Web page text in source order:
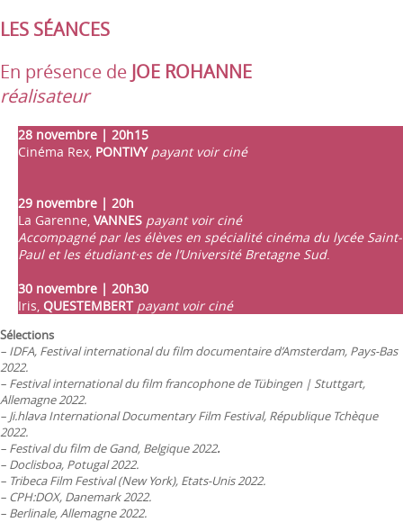
LES SÉANCES
En présence de JOE ROHANNE
réalisateur
28 novembre | 20h15
Cinéma Rex, PONTIVY payant voir ciné
29 novembre | 20h
La Garenne, VANNES payant voir ciné
Accompagné par les élèves en spécialité cinéma du lycée Saint-
Paul et les étudiant·es de l’Université Bretagne Sud.
30 novembre | 20h30
Iris, QUESTEMBERT payant voir ciné
Sélections
– IDFA, Festival international du film documentaire d’Amsterdam, Pays-Bas
2022.
– Festival international du film francophone de Tübingen | Stuttgart,
Allemagne 2022.
– Ji.hlava International Documentary Film Festival, République Tchèque
2022.
– Festival du film de Gand, Belgique 2022.
– Doclisboa, Potugal 2022.
– Tribeca Film Festival (New York), Etats-Unis 2022.
– CPH:DOX, Danemark 2022.
– Berlinale, Allemagne 2022.